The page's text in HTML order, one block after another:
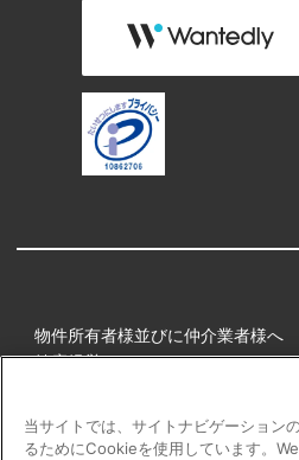
物件所有者様並びに仲介業者様へ
健康経営
当サイトでは、サイトナビゲーション
るためにCookieを使用しています。